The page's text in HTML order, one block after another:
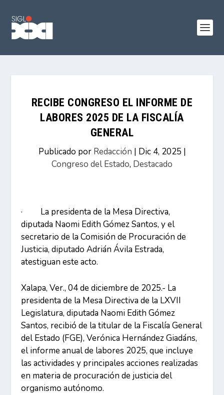
RECIBE CONGRESO EL INFORME DE
LABORES 2025 DE LA FISCALÍA
GENERAL
Publicado por Redacción | Dic 4, 2025 |
Congreso del Estado, Destacado
· La presidenta de la Mesa Directiva,
diputada Naomi Edith Gómez Santos, y el
secretario de la Comisión de Procuración de
Justicia, diputado Adrián Ávila Estrada,
atestiguan este acto.
Xalapa, Ver., 04 de diciembre de 2025.- La
presidenta de la Mesa Directiva de la LXVII
Legislatura, diputada Naomi Edith Gómez
Santos, recibió de la titular de la Fiscalía General
del Estado (FGE), Verónica Hernández Giadáns,
el informe anual de labores 2025, que incluye
las actividades y principales acciones realizadas
en materia de procuración de justicia del
organismo autónomo.